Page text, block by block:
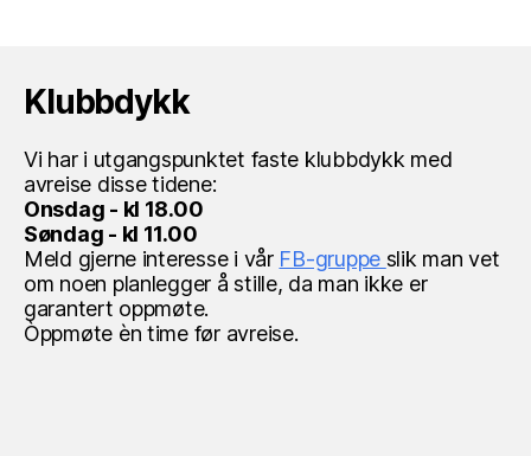
Klubbdykk
Vi har i utgangspunktet faste klubbdykk med
avreise disse tidene:
Onsdag - kl 18.00
Søndag - kl 11.00
Meld gjerne interesse i vår FB-gruppe slik man vet
om noen planlegger å stille, da man ikke er
garantert oppmøte.
Òppmøte èn time før avreise.